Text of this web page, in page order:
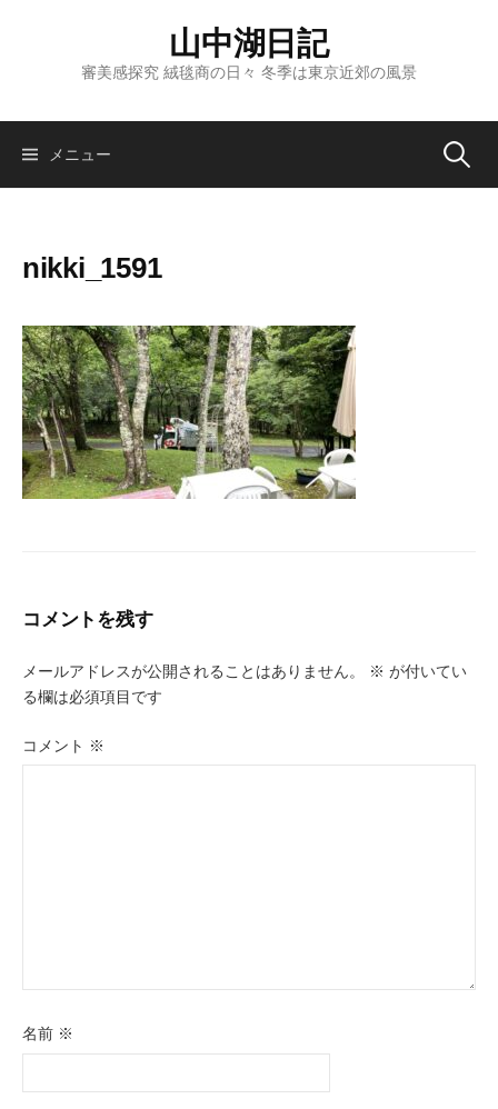
ツ
山中湖日記
審美感探究 絨毯商の日々 冬季は東京近郊の風景
メニュー 検
nikki_1591
コメントを残す
メールアドレスが公開されることはありません。 ※ が付いてい
る欄は必須項目です
コメント ※
名前 ※